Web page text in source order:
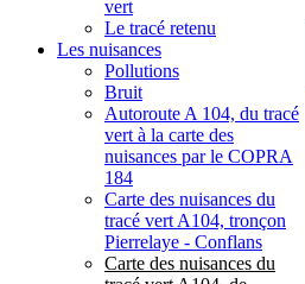
vert
Le tracé retenu
Les nuisances
Pollutions
Bruit
Autoroute A 104, du tracé
vert à la carte des
nuisances par le COPRA
184
Carte des nuisances du
tracé vert A104, tronçon
Pierrelaye - Conflans
Carte des nuisances du